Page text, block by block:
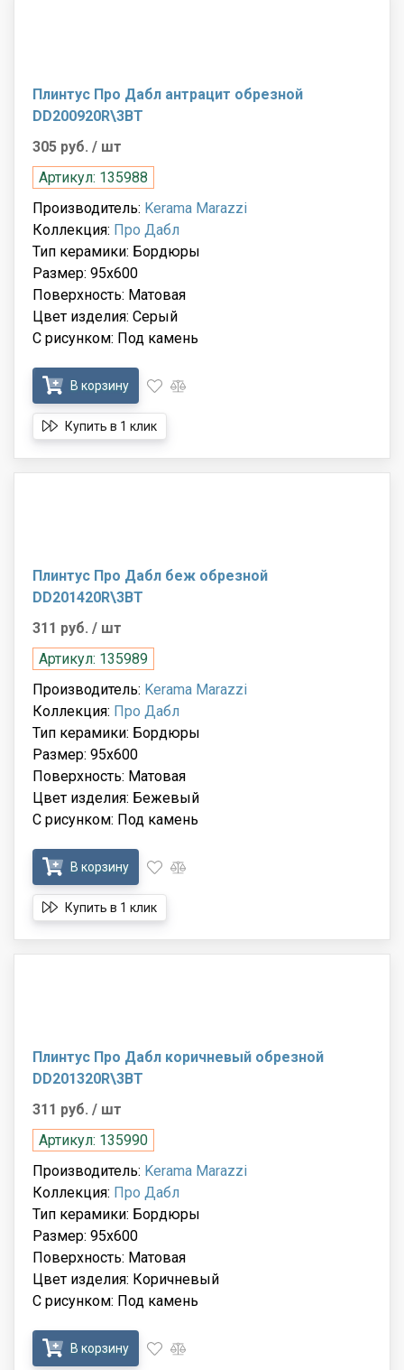
Плинтус Про Дабл антрацит обрезной
DD200920R\3BT
305 руб. / шт
Артикул: 135988
Производитель: Kerama Marazzi
Коллекция: Про Дабл
Тип керамики: Бордюры
Размер: 95x600
Поверхность: Матовая
Цвет изделия: Серый
С рисунком: Под камень
В корзину
Купить в 1 клик
Плинтус Про Дабл беж обрезной
DD201420R\3BT
311 руб. / шт
Артикул: 135989
Производитель: Kerama Marazzi
Коллекция: Про Дабл
Тип керамики: Бордюры
Размер: 95x600
Поверхность: Матовая
Цвет изделия: Бежевый
С рисунком: Под камень
В корзину
Купить в 1 клик
Плинтус Про Дабл коричневый обрезной
DD201320R\3BT
311 руб. / шт
Артикул: 135990
Производитель: Kerama Marazzi
Коллекция: Про Дабл
Тип керамики: Бордюры
Размер: 95x600
Поверхность: Матовая
Цвет изделия: Коричневый
С рисунком: Под камень
В корзину